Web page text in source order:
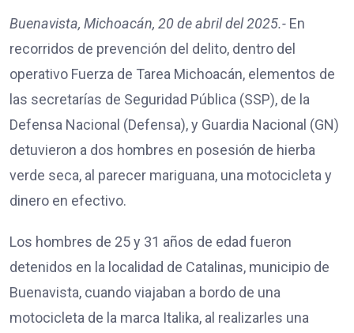
Buenavista, Michoacán, 20 de abril del 2025.- En
recorridos de prevención del delito, dentro del
operativo Fuerza de Tarea Michoacán, elementos de
las secretarías de Seguridad Pública (SSP), de la
Defensa Nacional (Defensa), y Guardia Nacional (GN)
detuvieron a dos hombres en posesión de hierba
verde seca, al parecer mariguana, una motocicleta y
dinero en efectivo.
Los hombres de 25 y 31 años de edad fueron
detenidos en la localidad de Catalinas, municipio de
Buenavista, cuando viajaban a bordo de una
motocicleta de la marca Italika, al realizarles una